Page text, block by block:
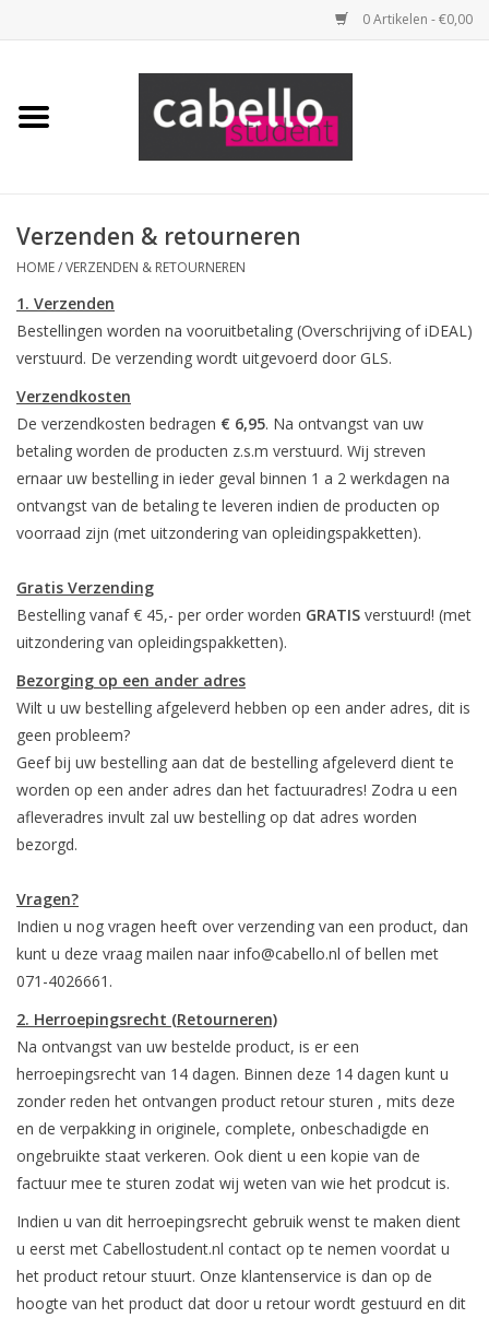
0 Artikelen - €0,00
Home
Opleidingspakketten
Benodigdheden
Haarproducten
Verzenden & retourneren
HOME/VERZENDEN & RETOURNEREN
1. Verzenden
Bestellingen worden na vooruitbetaling (Overschrijving of iDEAL)
verstuurd. De verzending wordt uitgevoerd door GLS.
Verzendkosten
De verzendkosten bedragen € 6,95. Na ontvangst van uw
betaling worden de producten z.s.m verstuurd. Wij streven
ernaar uw bestelling in ieder geval binnen 1 a 2 werkdagen na
ontvangst van de betaling te leveren indien de producten op
voorraad zijn (met uitzondering van opleidingspakketten).
Gratis Verzending
Bestelling vanaf € 45,- per order worden GRATIS verstuurd! (met
uitzondering van opleidingspakketten).
Bezorging op een ander adres
Wilt u uw bestelling afgeleverd hebben op een ander adres, dit is
geen probleem?
Geef bij uw bestelling aan dat de bestelling afgeleverd dient te
worden op een ander adres dan het factuuradres! Zodra u een
afleveradres invult zal uw bestelling op dat adres worden
bezorgd.
Vragen?
Indien u nog vragen heeft over verzending van een product, dan
kunt u deze vraag mailen naar info@cabello.nl of bellen met
071-4026661.
2. Herroepingsrecht (Retourneren)
Na ontvangst van uw bestelde product, is er een
herroepingsrecht van 14 dagen. Binnen deze 14 dagen kunt u
zonder reden het ontvangen product retour sturen , mits deze
en de verpakking in originele, complete, onbeschadigde en
ongebruikte staat verkeren. Ook dient u een kopie van de
factuur mee te sturen zodat wij weten van wie het prodcut is.
Indien u van dit herroepingsrecht gebruik wenst te maken dient
u eerst met Cabellostudent.nl contact op te nemen voordat u
het product retour stuurt. Onze klantenservice is dan op de
hoogte van het product dat door u retour wordt gestuurd en dit